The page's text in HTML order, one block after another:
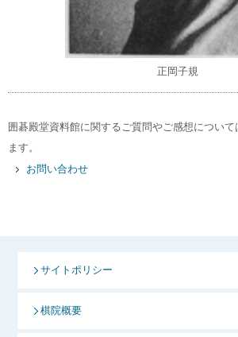
正岡子規
囲碁殿堂資料館に関するご質問やご感想について
ます。
お問い合わせ
サイトポリシー
棋院概要